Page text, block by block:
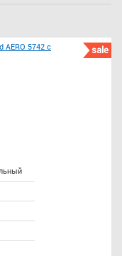
sale
AERO 5742 с